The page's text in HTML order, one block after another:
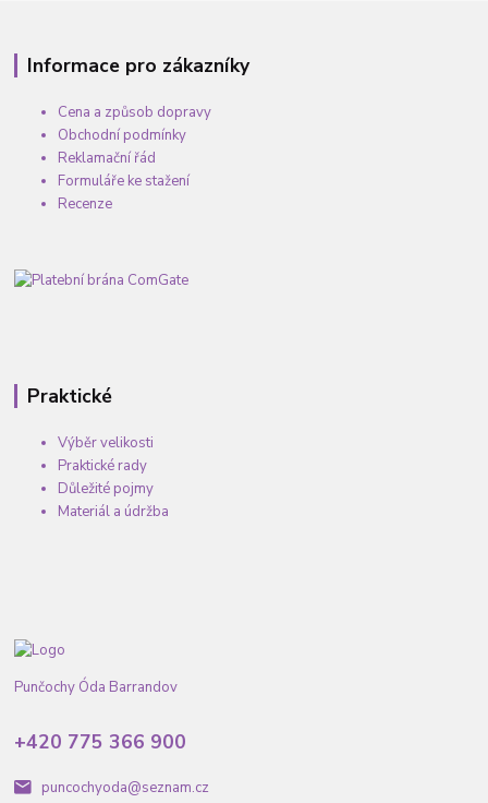
Informace pro zákazníky
Cena a způsob dopravy
Obchodní podmínky
Reklamační řád
Formuláře ke stažení
Recenze
Praktické
Výběr velikosti
Praktické rady
Důležité pojmy
Materiál a údržba
Punčochy Óda Barrandov
+420 775 366 900
puncochyoda@seznam.cz